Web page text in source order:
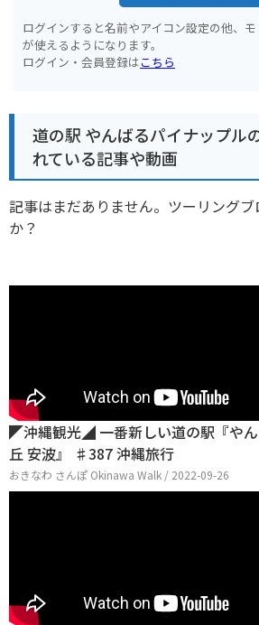
ログインすると名前やアイコン設定の他、
が使えるようになります。
ログイン・会員登録はこちら
道の駅 やんばるパイナップル
れている記事や動画
記事はまだありません。ツーリング
か？
◤沖縄観光◢ 一番新しい道の駅『や
丘 安波』 ♯387 沖縄旅行
おきなわ さんぽ Okinawa Walk / 2022-09-26